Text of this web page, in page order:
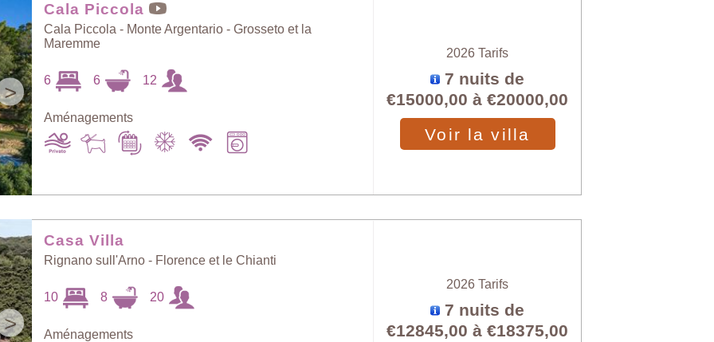
>
Cala Piccola
Cala Piccola - Monte Argentario - Grosseto et la
Maremme
6 6 12
Aménagements
2026 Tarifs
7 nuits de
€15000,00 à€20000,00
Voir la villa
>
Casa Villa
Rignano sull'Arno - Florence et le Chianti
10 8 20
Aménagements
2026 Tarifs
7 nuits de
€12845,00 à€18375,00